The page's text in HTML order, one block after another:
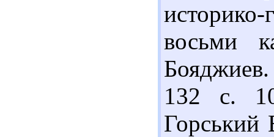
историко-
восьми
132 с.
Горський